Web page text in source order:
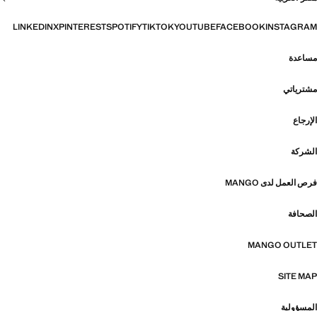
INSTAGRAM
FACEBOOK
YOUTUBE
TIKTOK
SPOTIFY
PINTEREST
X
LINKEDIN
مساعدة
مشترياتي
الإرجاع
الشركة
فرص العمل لدى MANGO
الصحافة
MANGO OUTLET
SITE MAP
المسؤولية